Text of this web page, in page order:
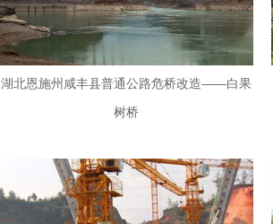
湖北恩施州咸丰县普通公路危桥改造——白果
树桥